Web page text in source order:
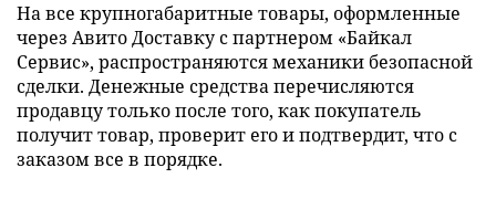
На все крупногабаритные товары, оформленные
через Авито Доставку с партнером «Байкал
Сервис», распространяются механики безопасной
сделки. Денежные средства перечисляются
продавцу только после того, как покупатель
получит товар, проверит его и подтвердит, что с
заказом все в порядке.